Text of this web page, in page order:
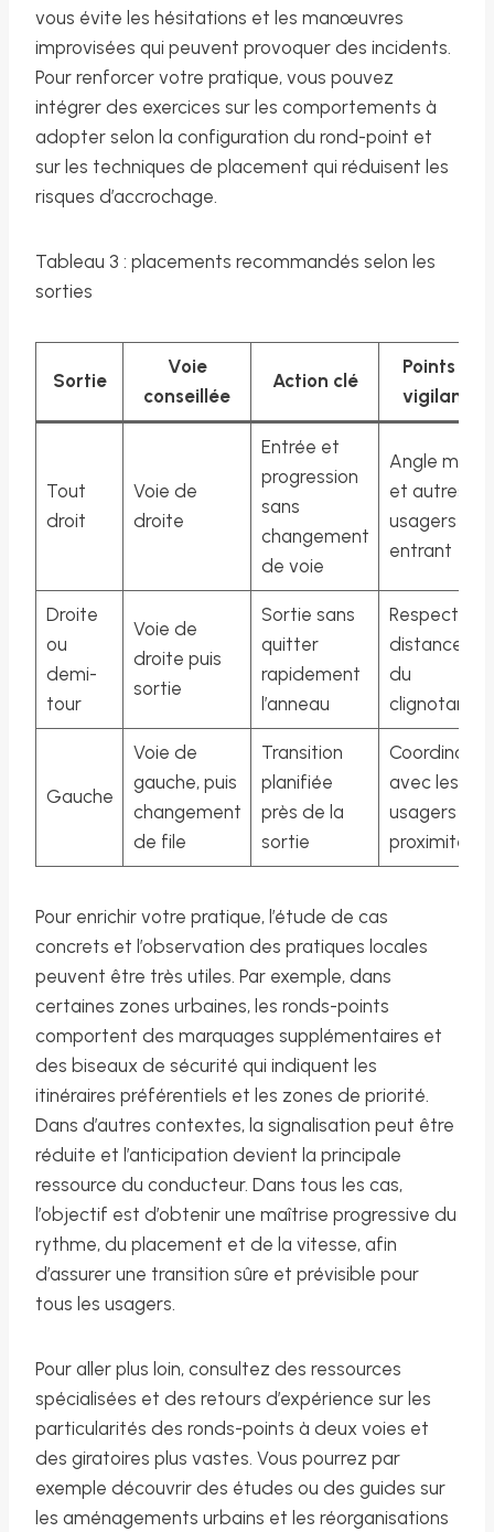
vous évite les hésitations et les manœuvres
improvisées qui peuvent provoquer des incidents.
Pour renforcer votre pratique, vous pouvez
intégrer des exercices sur les comportements à
adopter selon la configuration du rond-point et
sur les techniques de placement qui réduisent les
risques d’accrochage.
Tableau 3 : placements recommandés selon les
sorties
Sortie
Voie
conseillée
Action clé
Points de
vigilance
Tout
droit
Voie de
droite
Entrée et
progression
sans
changement
de voie
Angle mort
et autres
usagers
entrant
Droite
ou
demi-
tour
Voie de
droite puis
sortie
Sortie sans
quitter
rapidement
l’anneau
Respect des
distances et
du
clignotant
Gauche
Voie de
gauche, puis
changement
de file
Transition
planifiée
près de la
sortie
avec les
usagers à
proximité
Pour enrichir votre pratique, l’étude de cas
concrets et l’observation des pratiques locales
peuvent être très utiles. Par exemple, dans
certaines zones urbaines, les ronds-points
comportent des marquages supplémentaires et
des biseaux de sécurité qui indiquent les
itinéraires préférentiels et les zones de priorité.
Dans d’autres contextes, la signalisation peut être
réduite et l’anticipation devient la principale
ressource du conducteur. Dans tous les cas,
l’objectif est d’obtenir une maîtrise progressive du
rythme, du placement et de la vitesse, afin
d’assurer une transition sûre et prévisible pour
tous les usagers.
Pour aller plus loin, consultez des ressources
spécialisées et des retours d’expérience sur les
particularités des ronds-points à deux voies et
des giratoires plus vastes. Vous pourrez par
exemple découvrir des études ou des guides sur
les aménagements urbains et les réorganisations